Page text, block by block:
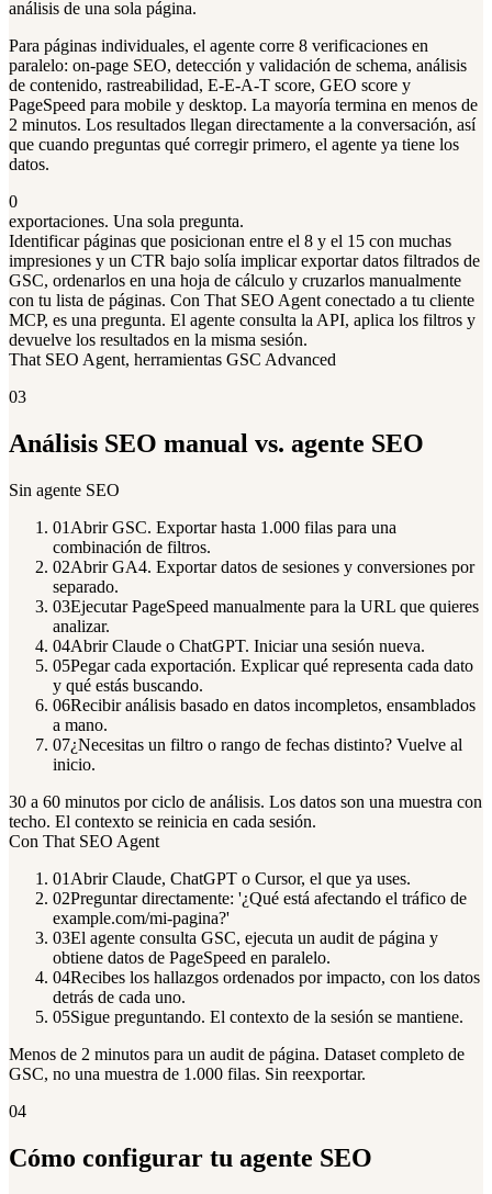
análisis de una sola página.
Para páginas individuales, el agente corre 8 verificaciones en
paralelo: on-page SEO, detección y validación de schema, análisis
de contenido, rastreabilidad, E-E-A-T score, GEO score y
PageSpeed para mobile y desktop. La mayoría termina en menos de
2 minutos. Los resultados llegan directamente a la conversación, así
que cuando preguntas qué corregir primero, el agente ya tiene los
datos.
0
exportaciones. Una sola pregunta.
Identificar páginas que posicionan entre el 8 y el 15 con muchas
impresiones y un CTR bajo solía implicar exportar datos filtrados de
GSC, ordenarlos en una hoja de cálculo y cruzarlos manualmente
con tu lista de páginas. Con That SEO Agent conectado a tu cliente
MCP, es una pregunta. El agente consulta la API, aplica los filtros y
devuelve los resultados en la misma sesión.
That SEO Agent, herramientas GSC Advanced
03
Análisis SEO manual vs. agente SEO
Sin agente SEO
01 Abrir GSC. Exportar hasta 1.000 filas para una
combinación de filtros.
02Abrir GA4. Exportar datos de sesiones y conversiones por
separado.
03Ejecutar PageSpeed manualmente para la URL que quieres
analizar.
04Abrir Claude o ChatGPT. Iniciar una sesión nueva.
05Pegar cada exportación. Explicar qué representa cada dato
y qué estás buscando.
06Recibir análisis basado en datos incompletos, ensamblados
a mano.
07¿Necesitas un filtro o rango de fechas distinto? Vuelve al
inicio.
30 a 60 minutos por ciclo de análisis. Los datos son una muestra con
techo. El contexto se reinicia en cada sesión.
Con That SEO Agent
01 Abrir Claude, ChatGPT o Cursor, el que ya uses.
02Preguntar directamente: '¿Qué está afectando el tráfico de
example.com/mi-pagina?'
03El agente consulta GSC, ejecuta un audit de página y
obtiene datos de PageSpeed en paralelo.
04Recibes los hallazgos ordenados por impacto, con los datos
detrás de cada uno.
05Sigue preguntando. El contexto de la sesión se mantiene.
Menos de 2 minutos para un audit de página. Dataset completo de
GSC, no una muestra de 1.000 filas. Sin reexportar.
04
Cómo configurar tu agente SEO